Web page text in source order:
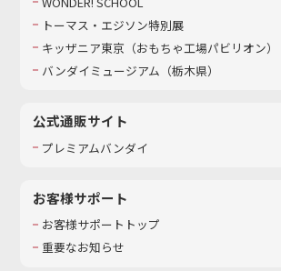
トーマス・エジソン特別展
キッザニア東京（おもちゃ工場パビリオン）​
バンダイミュージアム（栃木県）
公式通販サイト
プレミアムバンダイ
お客様サポート
お客様サポートトップ
重要なお知らせ